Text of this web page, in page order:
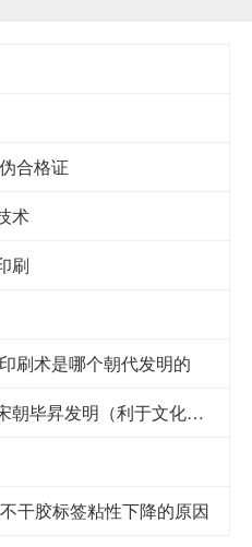
合格证
术
刷
刷术是哪个朝代发明的
印刷术是什么时候发明：宋朝毕昇发明（利于文化传承）
干胶标签粘性下降的原因